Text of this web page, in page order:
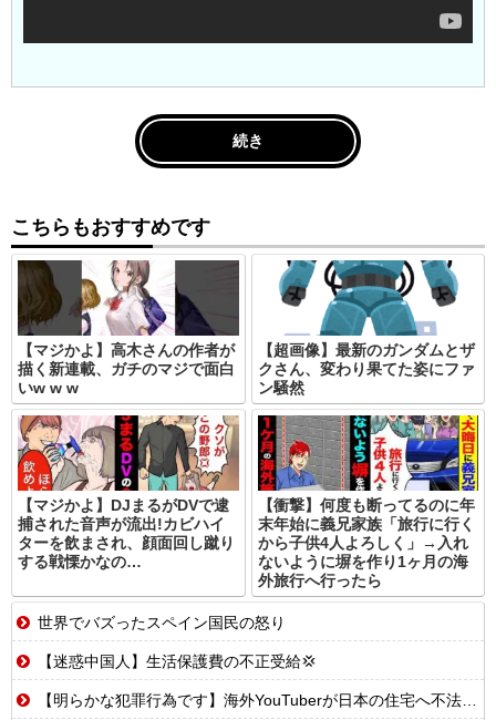
続き
こちらもおすすめです
【マジかよ】高木さんの作者が
描く新連載、ガチのマジで面白
いw w w
【超画像】最新のガンダムとザ
クさん、変わり果てた姿にファ
ン騒然
【マジかよ】DJまるがDVで逮
捕された音声が流出!カビハイ
ターを飲まされ、顔面回し蹴り
する戦慄かなの…
【衝撃】何度も断ってるのに年
末年始に義兄家族「旅行に行く
から子供4人よろしく」→入れ
ないように塀を作り1ヶ月の海
外旅行へ行ったら
世界でバズったスペイン国民の怒り
【迷惑中国人】生活保護費の不正受給💢
【明らかな犯罪行為です】海外YouTuberが日本の住宅へ不法侵入する動画を投稿